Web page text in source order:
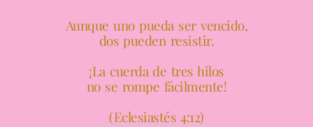
""
Aunque uno pueda ser vencido,
dos pueden resistir.
¡La cuerda de tres hilos
no se rompe fácilmente!
(Eclesiastés 4:12)